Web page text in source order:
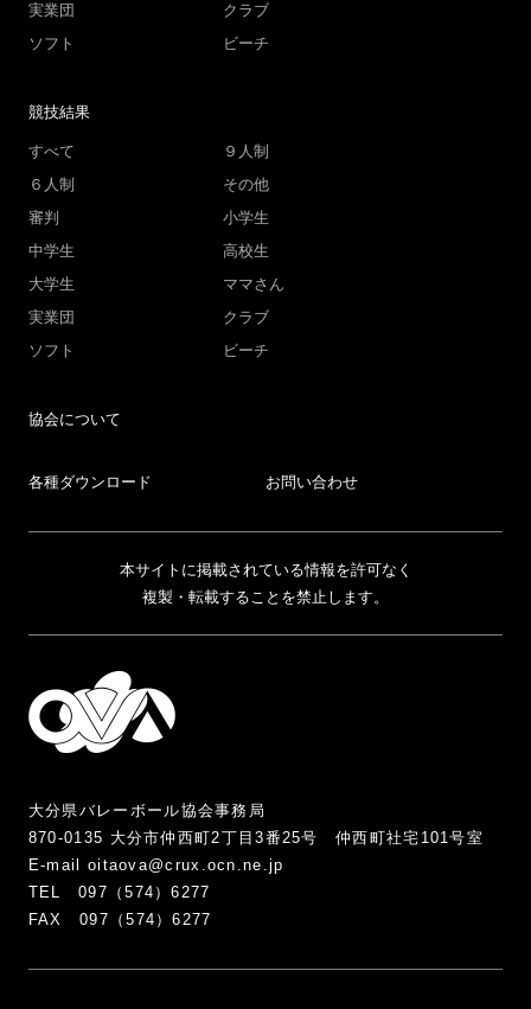
実業団
クラブ
ソフト
ビーチ
競技結果
すべて
９人制
６人制
その他
審判
小学生
中学生
高校生
大学生
ママさん
実業団
クラブ
ソフト
ビーチ
協会について
各種ダウンロード お問い合わせ
本サイトに掲載されている情報を許可なく
複製・転載することを禁止します。
大分県バレーボール協会事務局
870-0135 大分市仲西町2丁目3番25号 仲西町社宅101号室
E-mail oitaova@crux.ocn.ne.jp
TEL 097（574）6277
FAX 097（574）6277